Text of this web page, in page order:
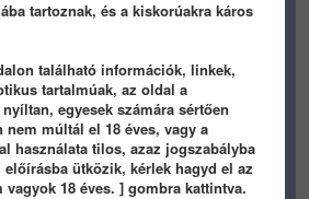
képek
tartoznak, és a kiskorúakra káros
található információk, linkek,
tartalmúak, az oldal a
egyesek számára sértően
nem múltál el 18 éves, vagy a
használata tilos, azaz jogszabályba
ütközik, kérlek hagyd el az
vagyok 18 éves. ] gombra kattintva.